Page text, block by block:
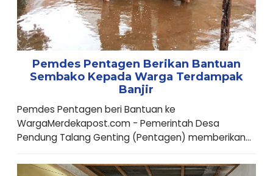
Pemdes Pentagen Berikan Bantuan
Sembako Kepada Warga Terdampak
Banjir
Pemdes Pentagen beri Bantuan ke
WargaMerdekapost.com - Pemerintah Desa
Pendung Talang Genting (Pentagen) memberikan...